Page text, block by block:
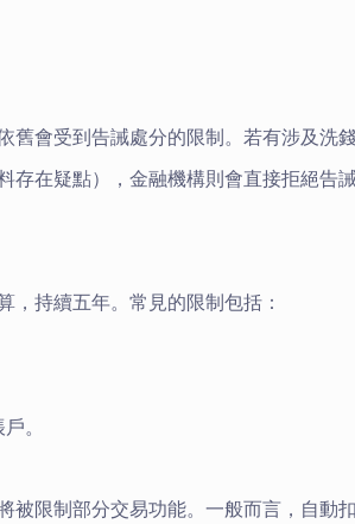
舊會受到告誡處分的限制。若有涉及洗
存在疑點），金融機構則會直接拒絕告
，持續五年。常見的限制包括：
。
被限制部分交易功能。一般而言，自動